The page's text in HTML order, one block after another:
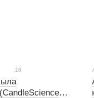
16